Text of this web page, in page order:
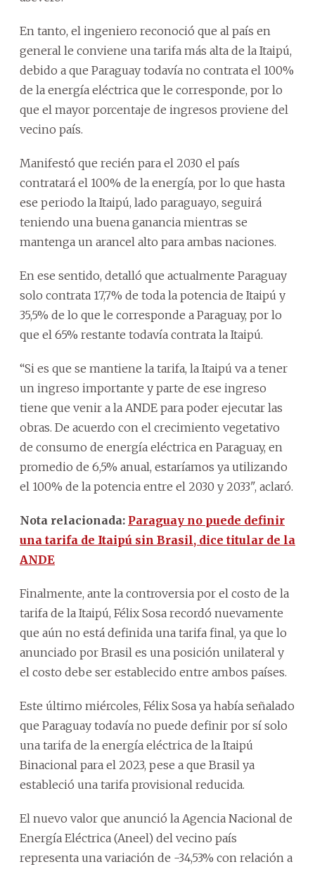
En tanto, el ingeniero reconoció que al país en
general le conviene una tarifa más alta de la Itaipú,
debido a que Paraguay todavía no contrata el 100%
de la energía eléctrica que le corresponde, por lo
que el mayor porcentaje de ingresos proviene del
vecino país.
Manifestó que recién para el 2030 el país
contratará el 100% de la energía, por lo que hasta
ese periodo la Itaipú, lado paraguayo, seguirá
teniendo una buena ganancia mientras se
mantenga un arancel alto para ambas naciones.
En ese sentido, detalló que actualmente Paraguay
solo contrata 17,7% de toda la potencia de Itaipú y
35,5% de lo que le corresponde a Paraguay, por lo
que el 65% restante todavía contrata la Itaipú.
“Si es que se mantiene la tarifa, la Itaipú va a tener
un ingreso importante y parte de ese ingreso
tiene que venir a la ANDE para poder ejecutar las
obras. De acuerdo con el crecimiento vegetativo
de consumo de energía eléctrica en Paraguay, en
promedio de 6,5% anual, estaríamos ya utilizando
el 100% de la potencia entre el 2030 y 2033", aclaró.
Nota relacionada: Paraguay no puede definir
una tarifa de Itaipú sin Brasil, dice titular de la
ANDE
Finalmente, ante la controversia por el costo de la
tarifa de la Itaipú, Félix Sosa recordó nuevamente
que aún no está definida una tarifa final, ya que lo
anunciado por Brasil es una posición unilateral y
el costo debe ser establecido entre ambos países.
Este último miércoles, Félix Sosa ya había señalado
que Paraguay todavía no puede definir por sí solo
una tarifa de la energía eléctrica de la Itaipú
Binacional para el 2023, pese a que Brasil ya
estableció una tarifa provisional reducida.
El nuevo valor que anunció la Agencia Nacional de
Energía Eléctrica (Aneel) del vecino país
representa una variación de -34,53% con relación a